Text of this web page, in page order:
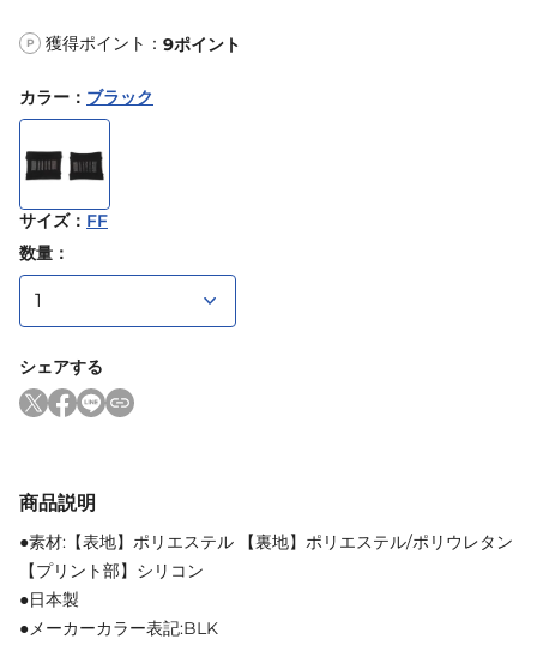
P 獲得ポイント： 9ポイント
カラー ： ブラック
サイズ： FF
数量：
シェアする
商品説明
●素材:【表地】ポリエステル 【裏地】ポリエステル/ポリウレタン
【プリント部】シリコン
●日本製
●メーカーカラー表記:BLK